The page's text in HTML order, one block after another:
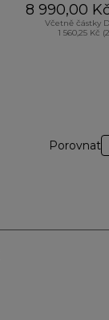
8 990,00
Včetně částky
1 560,25 Kč
Porovnat